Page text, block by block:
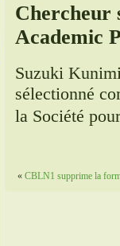
Chercheur
Academic
Suzuki
sélectionné
la Société
« CBLN1 supprime la